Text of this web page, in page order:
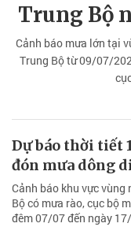
Trung Bộ
Cảnh báo mưa lớn tại
Trung Bộ từ 09/07/
Dự báo thời tiết
đón mưa dông
Cảnh báo khu vực vùng
Bộ có mưa rào, cục bộ
đêm 07/07 đến ngày